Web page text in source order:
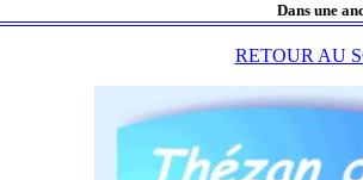
Dans une
RETOUR AU